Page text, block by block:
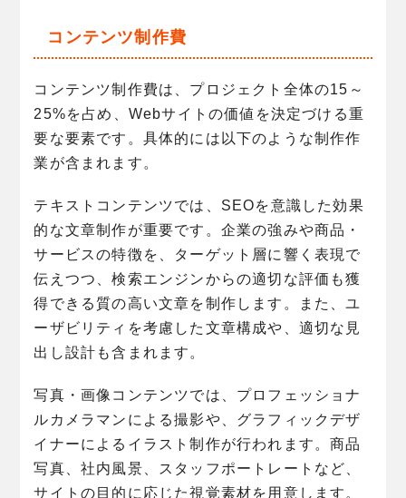
コンテンツ制作費
コンテンツ制作費は、プロジェクト全体の15～
25%を占め、Webサイトの価値を決定づける重
要な要素です。具体的には以下のような制作作
業が含まれます。
テキストコンテンツでは、SEOを意識した効果
的な文章制作が重要です。企業の強みや商品・
サービスの特徴を、ターゲット層に響く表現で
伝えつつ、検索エンジンからの適切な評価も獲
得できる質の高い文章を制作します。また、ユ
ーザビリティを考慮した文章構成や、適切な見
出し設計も含まれます。
写真・画像コンテンツでは、プロフェッショナ
ルカメラマンによる撮影や、グラフィックデザ
イナーによるイラスト制作が行われます。商品
写真、社内風景、スタッフポートレートなど、
サイトの目的に応じた視覚素材を用意します。